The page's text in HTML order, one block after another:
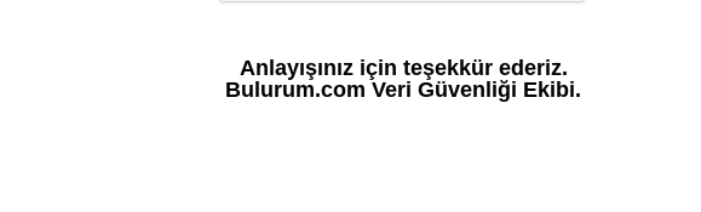
Anlayışınız için teşekkür ederiz.
Bulurum.com Veri Güvenliği Ekibi.